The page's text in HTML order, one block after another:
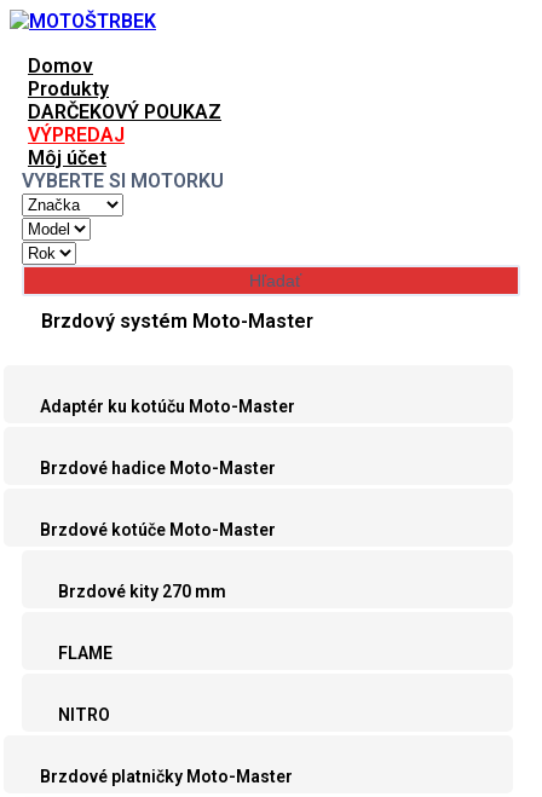
Domov
Produkty
DARČEKOVÝ POUKAZ
VÝPREDAJ
Môj účet
VYBERTE SI MOTORKU
Brzdový systém Moto-Master
Adaptér ku kotúču Moto-Master
Brzdové hadice Moto-Master
Brzdové kotúče Moto-Master
Brzdové kity 270 mm
FLAME
NITRO
Brzdové platničky Moto-Master